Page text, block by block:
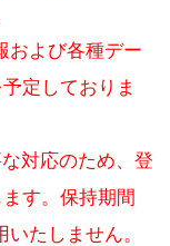
および各種デー
定しておりま
対応のため、登
す。保持期間
たしません。